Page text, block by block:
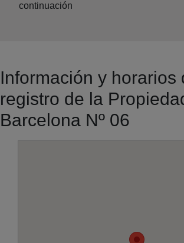
continuación
Información y horarios
registro de la
Barcelona Nº 06